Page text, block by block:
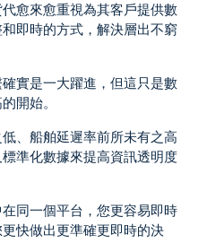
愈來愈重視為其客戶提供數
即時的方式，解決層出不窮
實是一大躍進，但這只是數
開始。
、船舶延遲率前所未有之高
準化數據來提高資訊透明度
同一個平台，您更容易即時
快做出更準確更即時的決